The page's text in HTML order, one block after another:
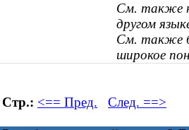
См. также
другом
См. также
широкое
Стр.: <== Пред. След. ==>